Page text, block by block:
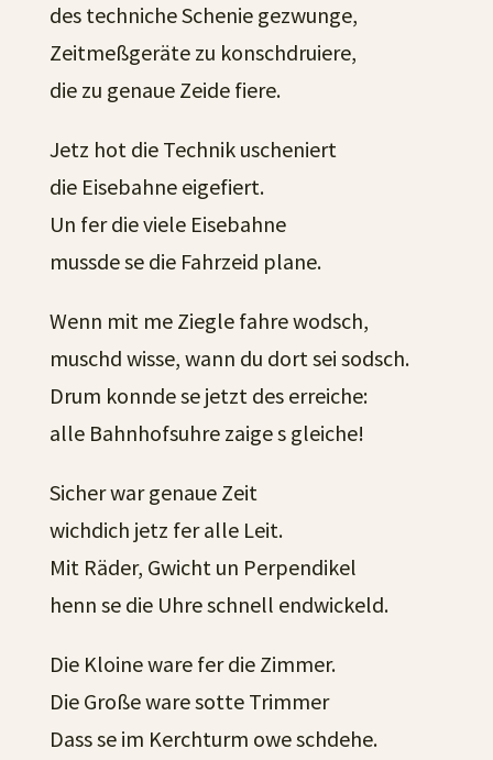
des techniche Schenie gezwunge,
Zeitmeßgeräte zu konschdruiere,
die zu genaue Zeide fiere.
Jetz hot die Technik uscheniert
die Eisebahne eigefiert.
Un fer die viele Eisebahne
mussde se die Fahrzeid plane.
Wenn mit me Ziegle fahre wodsch,
muschd wisse, wann du dort sei sodsch.
Drum konnde se jetzt des erreiche:
alle Bahnhofsuhre zaige s gleiche!
Sicher war genaue Zeit
wichdich jetz fer alle Leit.
Mit Räder, Gwicht un Perpendikel
henn se die Uhre schnell endwickeld.
Die Kloine ware fer die Zimmer.
Die Große ware sotte Trimmer
Dass se im Kerchturm owe schdehe.